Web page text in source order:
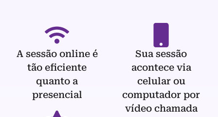
A sessão online é
tão eficiente
quanto a
presencial
Sua sessão
acontece via
celular ou
computador por
vídeo chamada